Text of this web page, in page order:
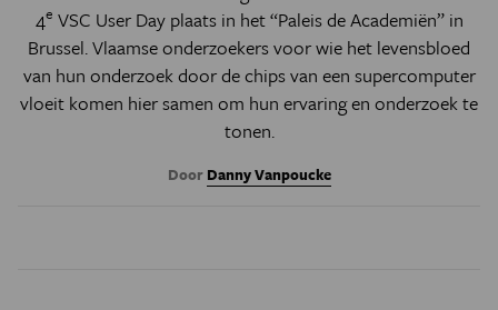
4e VSC User Dayplaats in het “Paleis de Academiën” in
Brussel. Vlaamse onderzoekers voor wie het levensbloed
van hun onderzoek door de chips van een supercomputer
vloeit komen hier samen om hun ervaring en onderzoek te
tonen.
Door Danny Vanpoucke